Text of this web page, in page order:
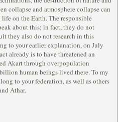
collapse and atmosphere collapse can
on the Earth. The responsible
about this; in fact, they do not
they also do not research in this
to your earlier explanation, on July
already is to have threatened an
Akart through overpopulation
human beings lived there. To my
to your federation, as well as others
Athar.